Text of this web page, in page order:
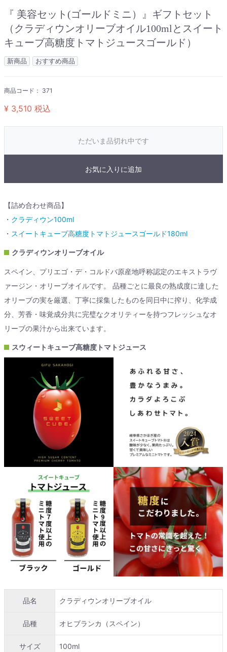
『 美容セット(ゴールドミニ）』ギフトセット
（クラディウンオリーブオイル100mlとスイート
キューブ高糖度トマトジュースゴールド）
新商品 おすすめ商品
商品コード： 371
¥ 3,510 税込
ただいま品切れ中です
お気に入りに追加
【詰め合わせ商品】
・ クラディウン100ml
・ スイートキューブ高糖度トマトジュースゴールド180ml
クラディウンオリーブオイル
スペイン、プリエゴ・デ・コルドバ原産地呼称認定のエキストラヴ
ァージン・オリーブオイルです。 品種ごとに最良の熟成度に達した
オリーブの実を厳選、丁寧に採集したものを同日中に搾り、化学成
分、芳香・味覚成分共に完璧なクオリティーを持つフレッシュなオ
リーブの果汁から出来ています。
スウィートキューブ高糖度トマトジュース
品名 クラディウンオリーブオイル
品種 オヒブランカ（スペイン）
サイズ 100ml